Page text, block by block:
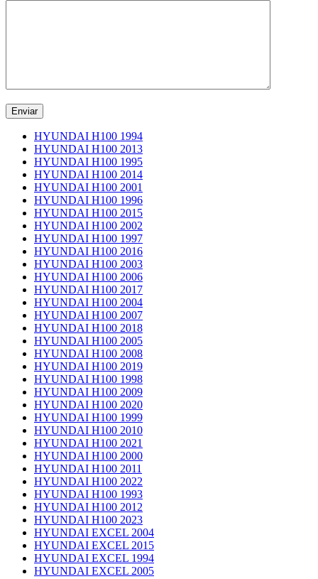
HYUNDAI H100 1994
HYUNDAI H100 2013
HYUNDAI H100 1995
HYUNDAI H100 2014
HYUNDAI H100 2001
HYUNDAI H100 1996
HYUNDAI H100 2015
HYUNDAI H100 2002
HYUNDAI H100 1997
HYUNDAI H100 2016
HYUNDAI H100 2003
HYUNDAI H100 2006
HYUNDAI H100 2017
HYUNDAI H100 2004
HYUNDAI H100 2007
HYUNDAI H100 2018
HYUNDAI H100 2005
HYUNDAI H100 2008
HYUNDAI H100 2019
HYUNDAI H100 1998
HYUNDAI H100 2009
HYUNDAI H100 2020
HYUNDAI H100 1999
HYUNDAI H100 2010
HYUNDAI H100 2021
HYUNDAI H100 2000
HYUNDAI H100 2011
HYUNDAI H100 2022
HYUNDAI H100 1993
HYUNDAI H100 2012
HYUNDAI H100 2023
HYUNDAI EXCEL 2004
HYUNDAI EXCEL 2015
HYUNDAI EXCEL 1994
HYUNDAI EXCEL 2005